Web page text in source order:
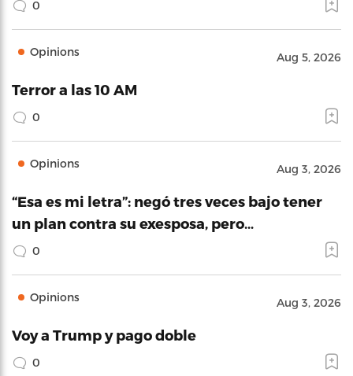
0
Opinions Aug 5, 2026
Terror a las 10 AM
0
Opinions Aug 3, 2026
“Esa es mi letra”: negó tres veces bajo tener
un plan contra su exesposa, pero…
0
Opinions Aug 3, 2026
Voy a Trump y pago doble
0